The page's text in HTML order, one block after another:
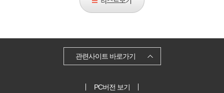
스
트
관련사이트 바로가기
PC버전 보기